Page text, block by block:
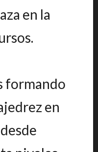
en la
formando
en